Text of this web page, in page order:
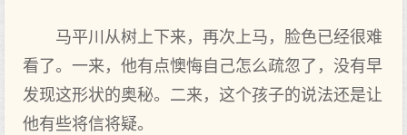
马平川从树上下来，再次上马，脸色已经很难
看了。一来，他有点懊悔自己怎么疏忽了，没有早
发现这形状的奥秘。二来，这个孩子的说法还是让
他有些将信将疑。